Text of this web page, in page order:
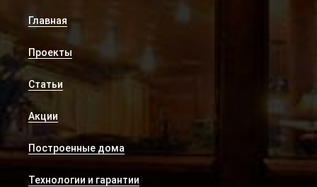
Главная
Проекты
Статьи
Акции
Построенные дома
Технологии и гарантии